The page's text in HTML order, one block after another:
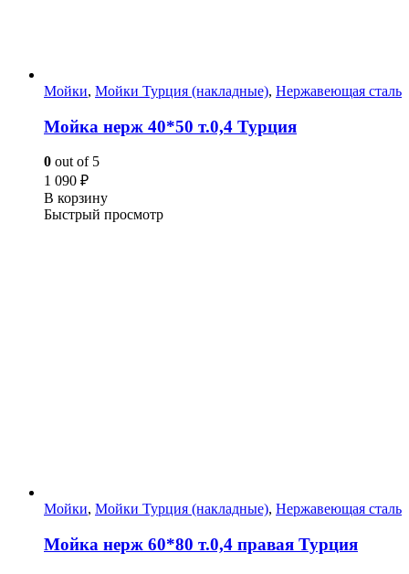
Мойки, Мойки Турция (накладные), Нержавеющая сталь
Мойка нерж 40*50 т.0,4 Турция
0 out of 5
1 090 ₽
В корзину
Быстрый просмотр
Мойки, Мойки Турция (накладные), Нержавеющая сталь
Мойка нерж 60*80 т.0,4 правая Турция